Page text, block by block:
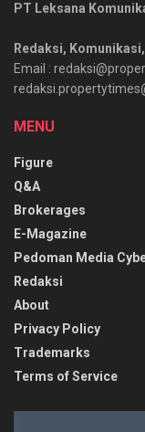
PT Leksana
Redaksi,
Email :
MENU
Figure
Q&A
Brokerages
E-Magazine
Pedoman Media
Redaksi
About
Privacy Policy
Trademarks
Terms of Service